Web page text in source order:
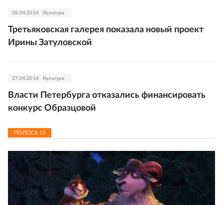
28.04.2016 Культура
Третьяковская галерея показала новый проект
Ирины Затуловской
27.04.2016 Культура
Власти Петербурга отказались финансировать
конкурс Образцовой
ПОЛОСА 13